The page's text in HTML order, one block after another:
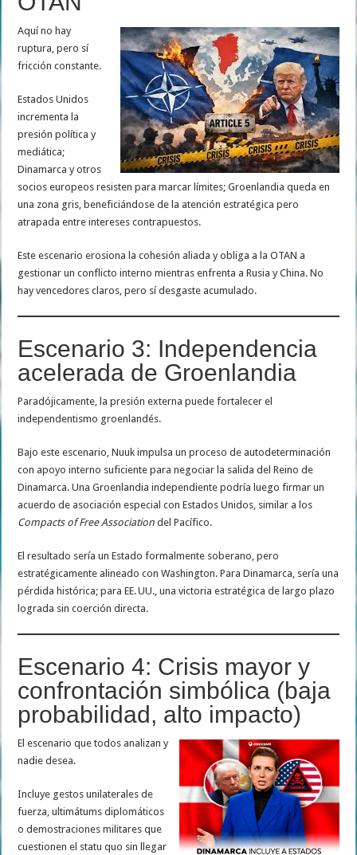
Aquí no hay
ruptura, pero sí
fricción constante.
Estados Unidos
incrementa la
presión política y
mediática;
Dinamarca y otros
socios europeos resisten para marcar límites; Groenlandia queda en
una zona gris, beneficiándose de la atención estratégica pero
atrapada entre intereses contrapuestos.
Este escenario erosiona la cohesión aliada y obliga a la OTAN a
gestionar un conflicto interno mientras enfrenta a Rusia y China. No
hay vencedores claros, pero sí desgaste acumulado.
Escenario 3: Independencia
acelerada de Groenlandia
Paradójicamente, la presión externa puede fortalecer el
independentismo groenlandés.
Bajo este escenario, Nuuk impulsa un proceso de autodeterminación
con apoyo interno suficiente para negociar la salida del Reino de
Dinamarca. Una Groenlandia independiente podría luego firmar un
acuerdo de asociación especial con Estados Unidos, similar a los
Compacts of Free Association del Pacífico.
El resultado sería un Estado formalmente soberano, pero
estratégicamente alineado con Washington. Para Dinamarca, sería una
pérdida histórica; para EE. UU., una victoria estratégica de largo plazo
lograda sin coerción directa.
Escenario 4: Crisis mayor y
confrontación simbólica (baja
probabilidad, alto impacto)
El escenario que todos analizan y
nadie desea.
Incluye gestos unilaterales de
fuerza, ultimátums diplomáticos
o demostraciones militares que
cuestionen el statu quo sin llegar